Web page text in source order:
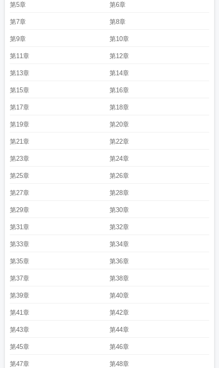
第5章 第6章
第7章 第8章
第9章 第10章
第11章 第12章
第13章 第14章
第15章 第16章
第17章 第18章
第19章 第20章
第21章 第22章
第23章 第24章
第25章 第26章
第27章 第28章
第29章 第30章
第31章 第32章
第33章 第34章
第35章 第36章
第37章 第38章
第39章 第40章
第41章 第42章
第43章 第44章
第45章 第46章
第47章 第48章